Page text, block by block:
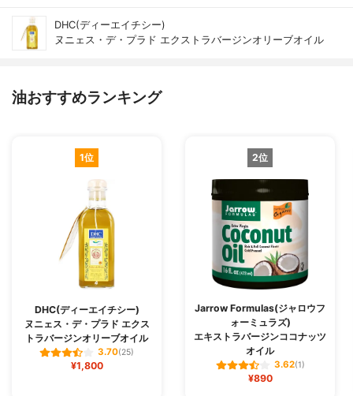
DHC(ディーエイチシー)
ヌニェス・デ・プラド エクストラバージンオリーブオイル
油おすすめランキング
1位
DHC(ディーエイチシー)
ヌニェス・デ・プラド エクス
トラバージンオリーブオイル
3.70(25)
¥1,800
2位
Jarrow Formulas(ジャロウフ
ォーミュラズ)
エキストラバージンココナッツ
オイル
3.62(1)
¥890